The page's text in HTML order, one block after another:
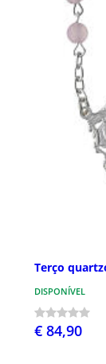
Terço
DISPONÍVEL
€ 84,90